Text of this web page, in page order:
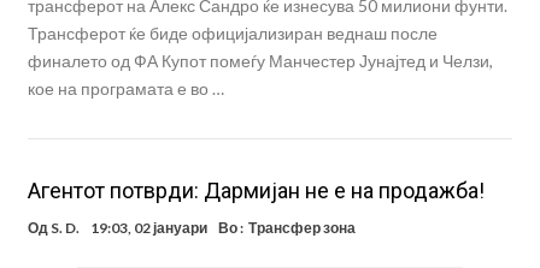
трансферот на Алекс Сандро ќе изнесува 50 милиони фунти.
Трансферот ќе биде официјализиран веднаш после
финалето од ФА Купот помеѓу Манчестер Јунајтед и Челзи,
кое на програмата е во …
Aгентот потврди: Дармијан не е на продажба!
Од S. D. 19:03, 02 јануари Во : Трансфер зона